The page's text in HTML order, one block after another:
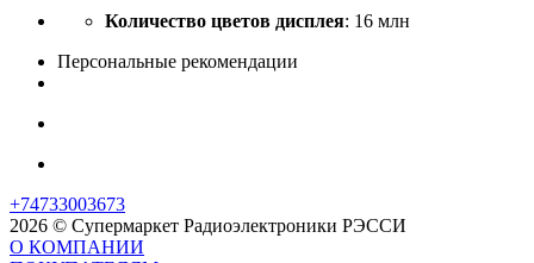
Количество цветов дисплея: 16 млн
Персональные рекомендации
+74733003673
2026 © Супермаркет Радиоэлектроники РЭССИ
О КОМПАНИИ